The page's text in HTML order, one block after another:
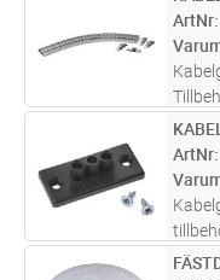
dra
vill ta
ArtNr
dra
vill ta
ST
ArtNr
och
FP